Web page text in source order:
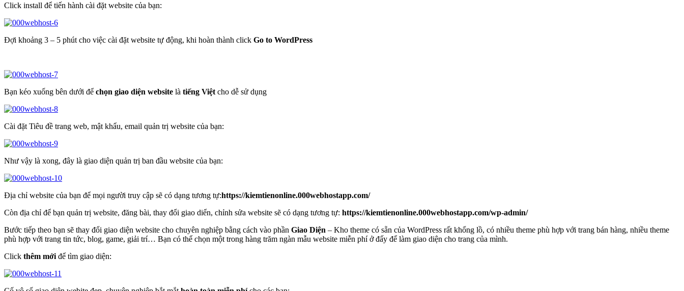
Click install để tiến hành cài đặt website của bạn:
Đợi khoảng 3 – 5 phút cho việc cài đặt website tự động, khi hoàn thành click Go to WordPress
Bạn kéo xuống bên dưới để chọn giao diện website là tiếng Việt cho dễ sử dụng
Cài đặt Tiêu đề trang web, mật khẩu, email quản trị website của bạn:
Như vậy là xong, đây là giao diện quản trị ban đầu website của bạn:
Địa chỉ website của bạn để mọi người truy cập sẽ có dạng tương tự:https://kiemtienonline.000webhostapp.com/
Còn địa chỉ để bạn quản trị website, đăng bài, thay đổi giao diển, chỉnh sửa website sẽ có dạng tương tự: https://kiemtienonline.000webhostapp.com/wp-admin/
Bước tiếp theo bạn sẽ thay đổi giao diện website cho chuyên nghiệp bằng cách vào phần Giao Diện – Kho theme có sẵn của WordPress rất khổng lồ, có nhiều theme phù hợp với trang bán hàng, nhiều theme
phù hợp với trang tin tức, blog, game, giải trí… Bạn có thể chọn một trong hàng trăm ngàn mẫu website miễn phí ở đấy để làm giao diện cho trang của mình.
Click thêm mới để tìm giao diện: